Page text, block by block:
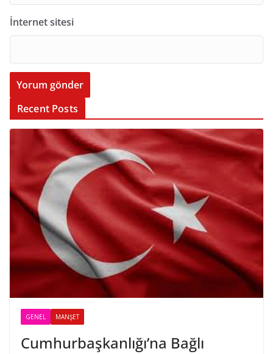
İnternet sitesi
Recent Posts
GENEL MANŞET
Cumhurbaşkanlığı’na Bağlı